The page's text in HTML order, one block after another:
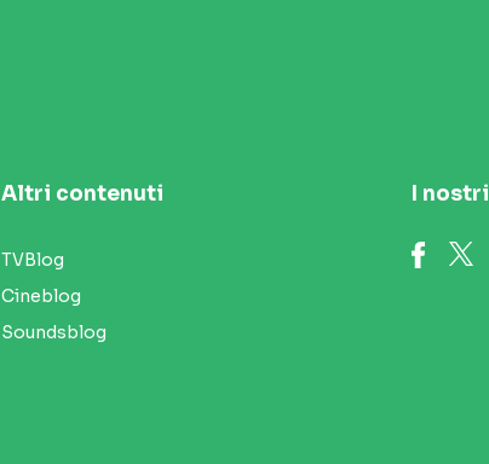
Altri contenuti
TVBlog
Cineblog
Soundsblog
I